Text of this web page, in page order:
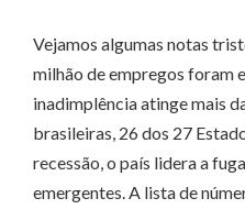
Vejamos algumas notas
milhão de empregos foram
inadimplência atinge mais
brasileiras, 26 dos 27
recessão, o país lidera a
emergentes. A lista de